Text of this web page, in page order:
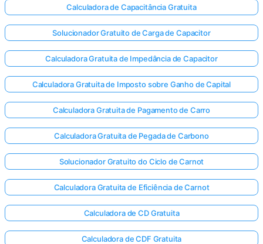
Calculadora de Capacitância Gratuita
Solucionador Gratuito de Carga de Capacitor
Calculadora Gratuita de Impedância de Capacitor
Calculadora Gratuita de Imposto sobre Ganho de Capital
Calculadora Gratuita de Pagamento de Carro
Calculadora Gratuita de Pegada de Carbono
Solucionador Gratuito do Ciclo de Carnot
Calculadora Gratuita de Eficiência de Carnot
Calculadora de CD Gratuita
Calculadora de CDF Gratuita